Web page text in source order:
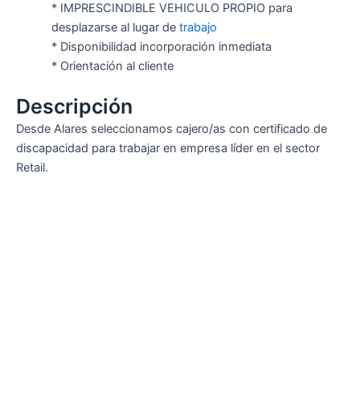
* IMPRESCINDIBLE VEHICULO PROPIO para
desplazarse al lugar de trabajo
* Disponibilidad incorporación inmediata
* Orientación al cliente
Descripción
Desde Alares seleccionamos cajero/as con certificado de
discapacidad para trabajar en empresa líder en el sector
Retail.